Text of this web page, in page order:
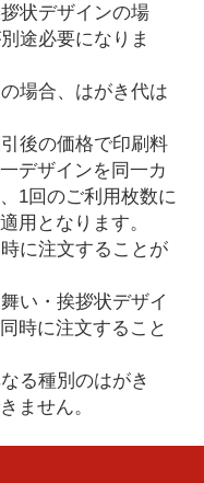
状デザインの場
途必要になりま
場合、はがき代は
後の価格で印刷料
デザインを同一カ
1回のご利用枚数に
用となります。
に注文することが
い・挨拶状デザイ
時に注文すること
る種別のはがき
ません。